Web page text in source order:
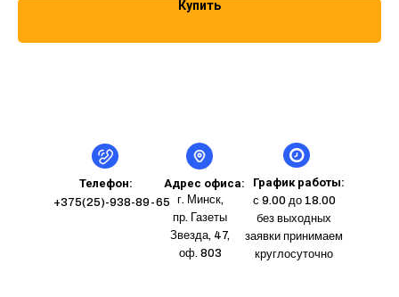
Купить
Адрес офиса:
г. Минск,
пр. Газеты
Звезда, 47,
оф. 803
Телефон: График работы:
+375(25)-938-89-65
с 9.00 до 18.00
без выходных
заявки принимаем
круглосуточно